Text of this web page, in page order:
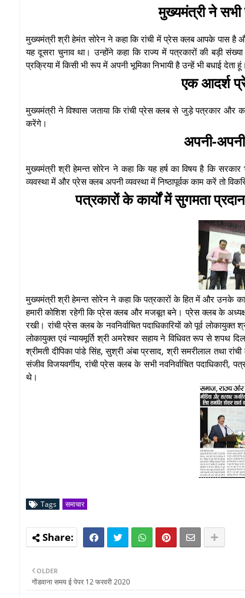
मुख्यमंत्री ने सभी
मुख्यमंत्री श्री हेमंत सोरेन ने कहा कि रांची में प्रेस क्लब आपके पास
यह दूसरा चुनाव था। उन्होंने कहा कि राज्य में पत्रकारों की बड़ी
प्रक्रिया में किसी भी रूप में अपनी भूमिका निभायी है उन्हें भी बधाई देता हूं।
एक आदर्श
मुख्यमंत्री ने विश्वास जताया कि रांची प्रेस क्लब से जुड़े पत्रकार और
करेंगे।
अपनी-अपनी
मुख्यमंत्री श्री हेमन्त सोरेन ने कहा कि यह हर्ष का विषय है कि
व्यवस्था में और प्रेस क्लब अपनी व्यवस्था में निष्ठापूर्वक काम करें तो
पत्रकारों के कार्यों में सुगमता
मुख्यमंत्री श्री हेमन्त सोरेन ने कहा कि पत्रकारों के हित में और उनके
हमारी कोशिश रहेगी कि प्रेस क्लब और मजबूत बने। प्रेस क्लब के
रखी। रांची प्रेस क्लब के नवनिर्वाचित पदाधिकारियों को पूर्व
लोकायुक्त एवं न्यायमूर्ति श्री अमरेश्वर सहाय ने विधिवत रूप से शपथ
श्रीमती दीपिका पांडे सिंह, सुश्री अंबा प्रसाद, श्री समरीलाल तथा
संजीव विजयवर्गीय, रांची प्रेस क्लब के सभी नवनिर्वाचित
थे।
Tags समाचार
OLDER
गोंडवाना समय ई पेपर 12 फरवरी 2020